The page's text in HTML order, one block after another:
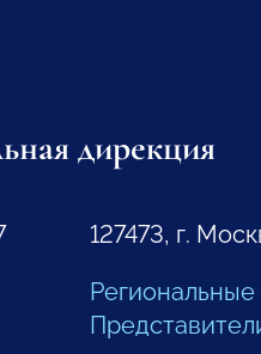
дирекция
127473, г.